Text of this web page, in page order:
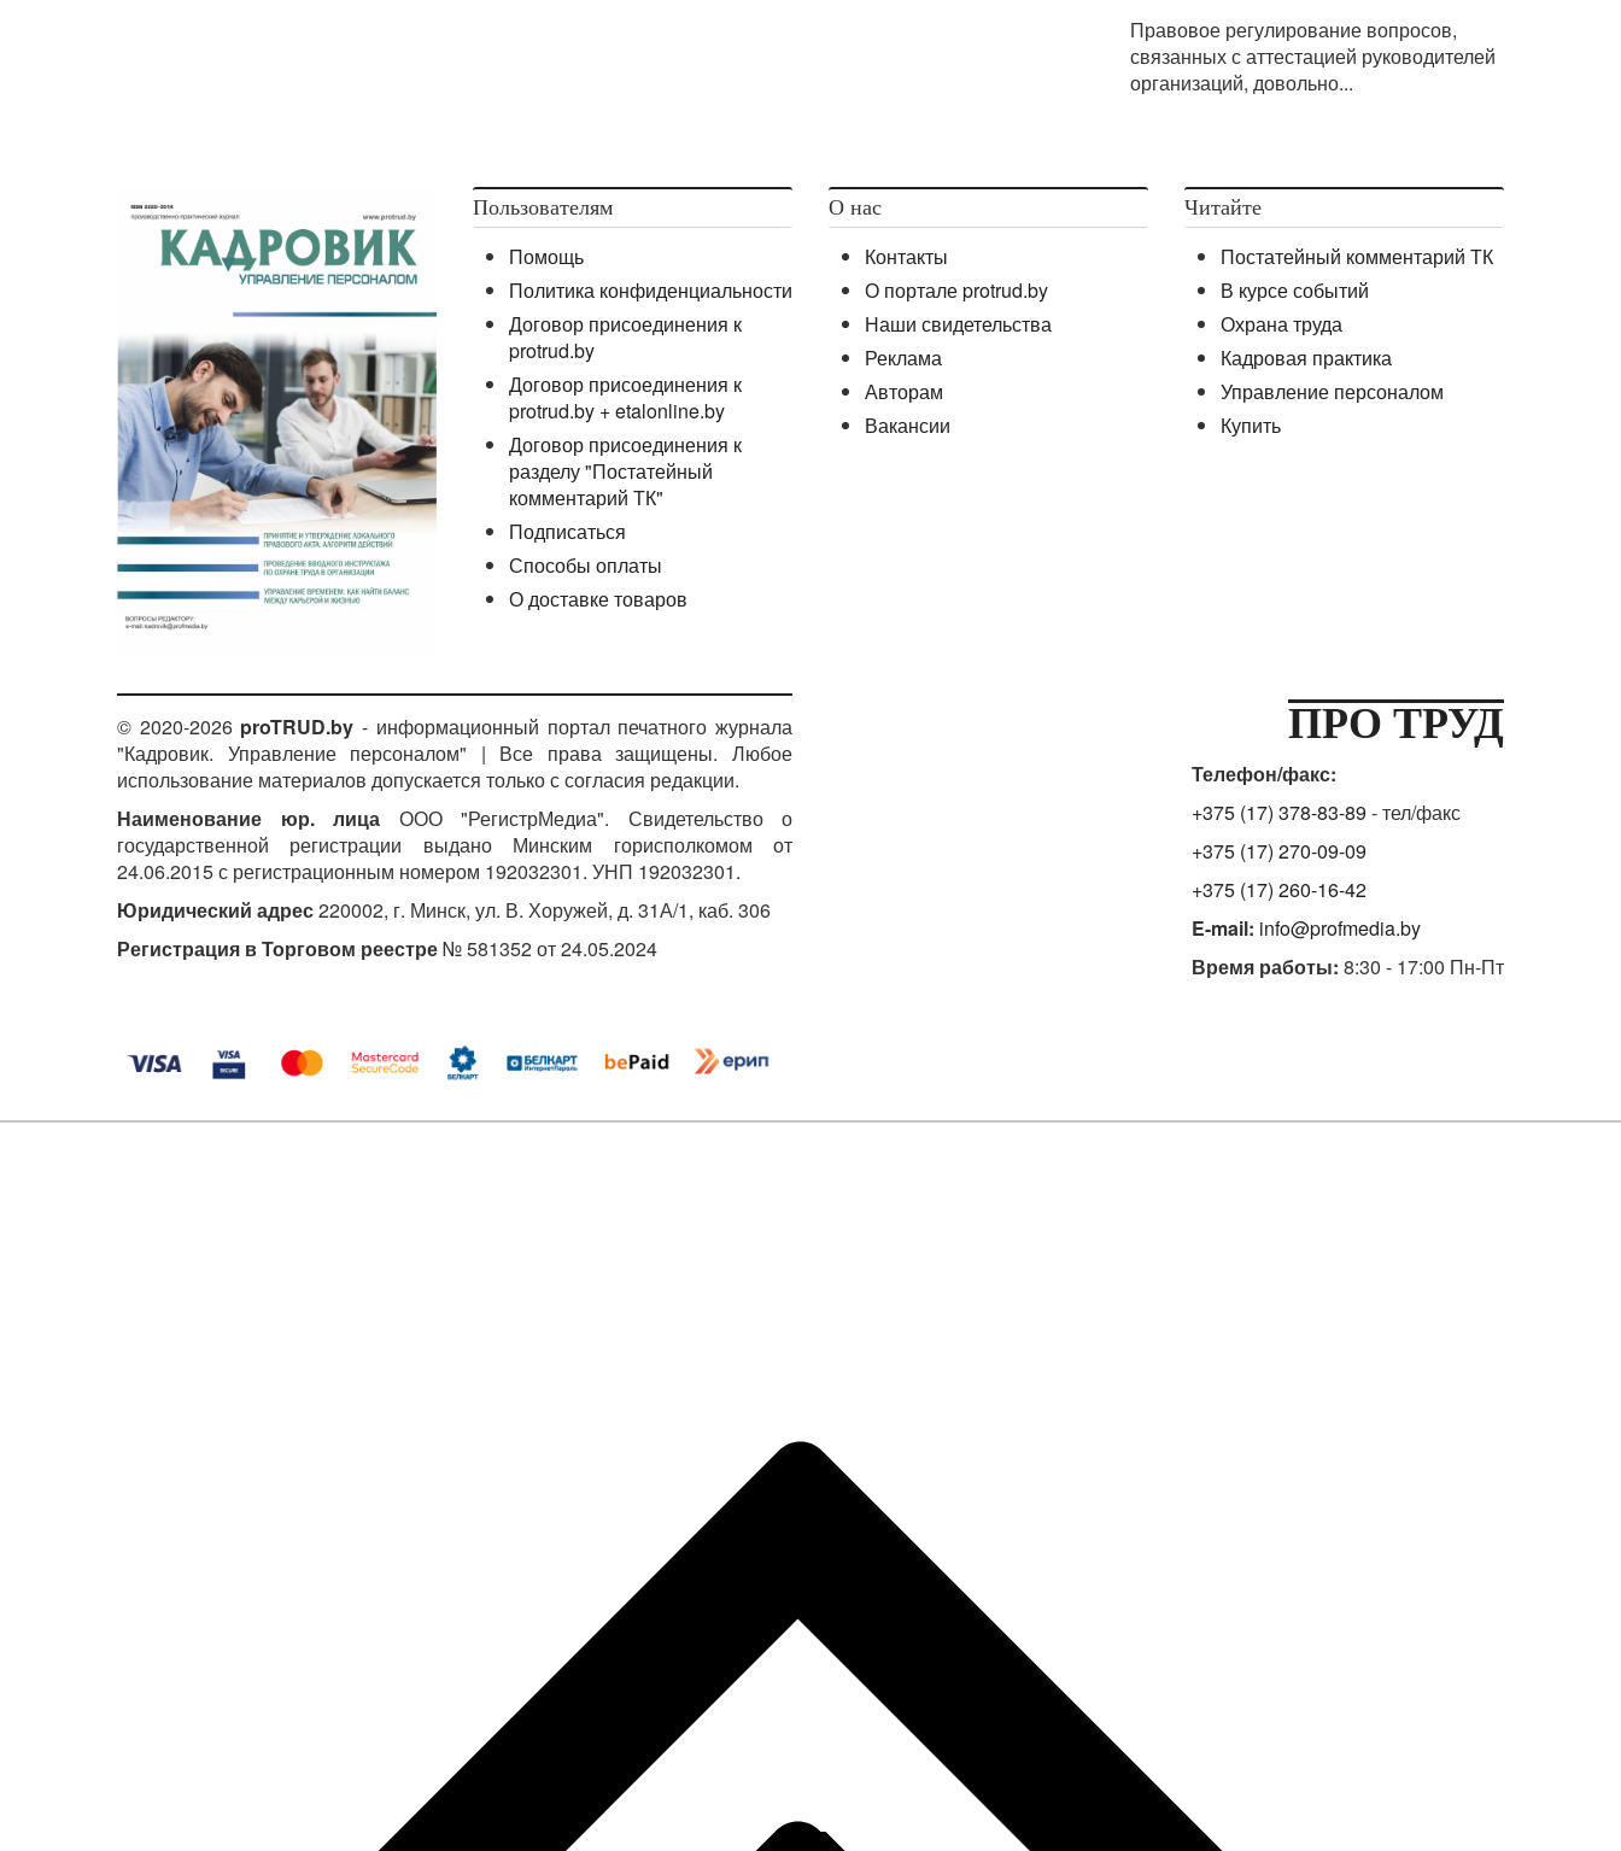
Правовое регулирование вопросов,
связанных с аттестацией руководителей
организаций, довольно...
Пользователям
Помощь
Политика конфиденциальности
Договор присоединения к
protrud.by
Договор присоединения к
protrud.by + etalonline.by
Договор присоединения к
разделу "Постатейный
комментарий ТК"
Подписаться
Способы оплаты
О доставке товаров
О нас
Контакты
О портале protrud.by
Наши свидетельства
Реклама
Авторам
Вакансии
Читайте
Постатейный комментарий ТК
В курсе событий
Охрана труда
Кадровая практика
Управление персоналом
Купить
© 2020-2026 proTRUD.by - информационный портал печатного журнала
"Кадровик. Управление персоналом" | Все права защищены. Любое
использование материалов допускается только с согласия редакции.
Наименование юр. лица ООО "РегистрМедиа". Свидетельство о
государственной регистрации выдано Минским горисполкомом от
24.06.2015 с регистрационным номером 192032301. УНП 192032301.
Юридический адрес220002, г. Минск, ул. В. Хоружей, д. 31А/1, каб. 306
Регистрация в Торговом реестре№ 581352 от 24.05.2024
ПРО ТРУД
Телефон/факс:
+375 (17) 378-83-89 - тел/факс
+375 (17) 270-09-09
+375 (17) 260-16-42
E-mail: info@profmedia.by
Время работы: 8:30 - 17:00 Пн-Пт